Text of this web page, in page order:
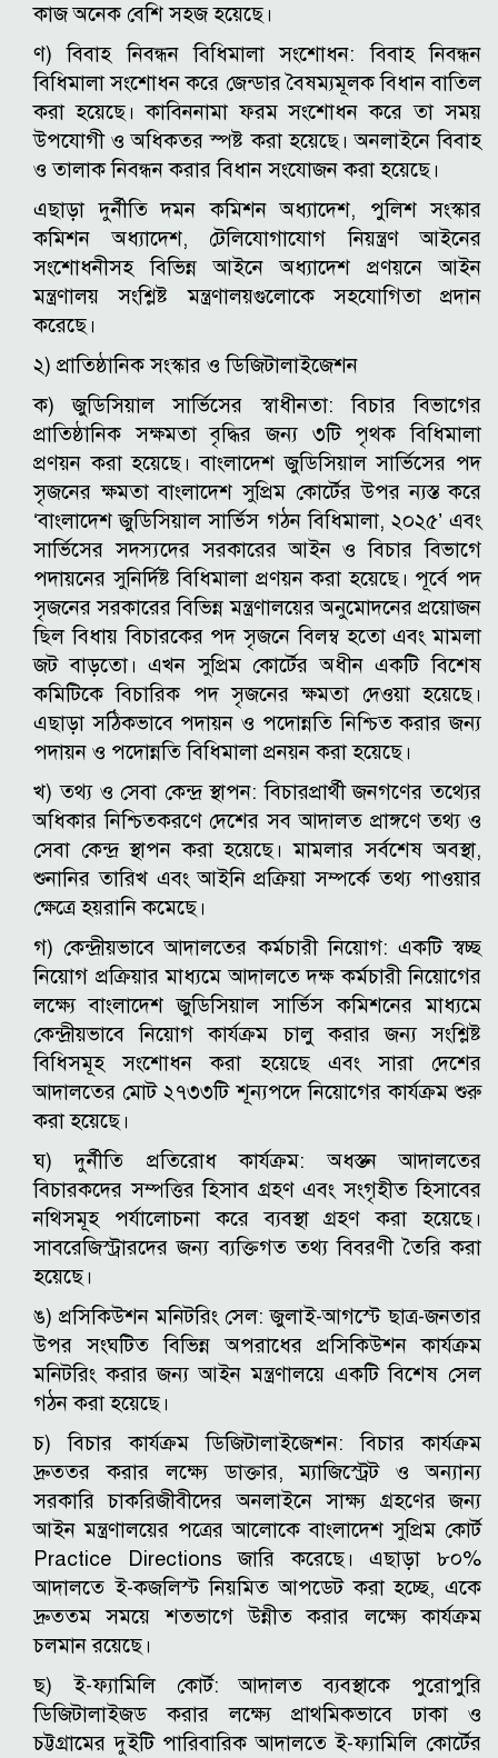
কাজ অনেক বেশি সহজ হয়েছে।
ণ) বিবাহ নিবন্ধন বিধিমালা সংশোধন: বিবাহ নিবন্ধন
বিধিমালা সংশোধন করে জেন্ডার বৈষম্যমূলক বিধান বাতিল
করা হয়েছে। কাবিননামা ফরম সংশোধন করে তা সময়
উপযোগী ও অধিকতর স্পষ্ট করা হয়েছে। অনলাইনে বিবাহ
ও তালাক নিবন্ধন করার বিধান সংযোজন করা হয়েছে।
এছাড়া দুর্নীতি দমন কমিশন অধ্যাদেশ, পুলিশ সংস্কার
কমিশন অধ্যাদেশ, টেলিযোগাযোগ নিয়ন্ত্রণ আইনের
সংশোধনীসহ বিভিন্ন আইনে অধ্যাদেশ প্রণয়নে আইন
মন্ত্রণালয় সংশ্লিষ্ট মন্ত্রণালয়গুলোকে সহযোগিতা প্রদান
করেছে।
২) প্রাতিষ্ঠানিক সংস্কার ও ডিজিটালাইজেশন
ক) জুডিসিয়াল সার্ভিসের স্বাধীনতা: বিচার বিভাগের
প্রাতিষ্ঠানিক সক্ষমতা বৃদ্ধির জন্য ৩টি পৃথক বিধিমালা
প্রণয়ন করা হয়েছে। বাংলাদেশ জুডিসিয়াল সার্ভিসের পদ
সৃজনের ক্ষমতা বাংলাদেশ সুপ্রিম কোর্টের উপর ন্যস্ত করে
‘বাংলাদেশ জুডিসিয়াল সার্ভিস গঠন বিধিমালা, ২০২৫’ এবং
সার্ভিসের সদস্যদের সরকারের আইন ও বিচার বিভাগে
পদায়নের সুনির্দিষ্ট বিধিমালা প্রণয়ন করা হয়েছে। পূর্বে পদ
সৃজনের সরকারের বিভিন্ন মন্ত্রণালয়ের অনুমোদনের প্রয়োজন
ছিল বিধায় বিচারকের পদ সৃজনে বিলম্ব হতো এবং মামলা
জট বাড়তো। এখন সুপ্রিম কোর্টের অধীন একটি বিশেষ
কমিটিকে বিচারিক পদ সৃজনের ক্ষমতা দেওয়া হয়েছে।
এছাড়া সঠিকভাবে পদায়ন ও পদোন্নতি নিশ্চিত করার জন্য
পদায়ন ও পদোন্নতি বিধিমালা প্রনয়ন করা হয়েছে।
খ) তথ্য ও সেবা কেন্দ্র স্থাপন: বিচারপ্রার্থী জনগণের তথ্যের
অধিকার নিশ্চিতকরণে দেশের সব আদালত প্রাঙ্গণে তথ্য ও
সেবা কেন্দ্র স্থাপন করা হয়েছে। মামলার সর্বশেষ অবস্থা,
শুনানির তারিখ এবং আইনি প্রক্রিয়া সম্পর্কে তথ্য পাওয়ার
ক্ষেত্রে হয়রানি কমেছে।
গ) কেন্দ্রীয়ভাবে আদালতের কর্মচারী নিয়োগ: একটি স্বচ্ছ
নিয়োগ প্রক্রিয়ার মাধ্যমে আদালতে দক্ষ কর্মচারী নিয়োগের
লক্ষ্যে বাংলাদেশ জুডিসিয়াল সার্ভিস কমিশনের মাধ্যমে
কেন্দ্রীয়ভাবে নিয়োগ কার্যক্রম চালু করার জন্য সংশ্লিষ্ট
বিধিসমূহ সংশোধন করা হয়েছে এবং সারা দেশের
আদালতের মোট ২৭৩৩টি শূন্যপদে নিয়োগের কার্যক্রম শুরু
করা হয়েছে।
ঘ) দুর্নীতি প্রতিরোধ কার্যক্রম: অধস্তন আদালতের
বিচারকদের সম্পত্তির হিসাব গ্রহণ এবং সংগৃহীত হিসাবের
নথিসমূহ পর্যালোচনা করে ব্যবস্থা গ্রহণ করা হয়েছে।
সাবরেজিস্ট্রারদের জন্য ব্যক্তিগত তথ্য বিবরণী তৈরি করা
হয়েছে।
ঙ) প্রসিকিউশন মনিটরিং সেল: জুলাই-আগস্টে ছাত্র-জনতার
উপর সংঘটিত বিভিন্ন অপরাধের প্রসিকিউশন কার্যক্রম
মনিটরিং করার জন্য আইন মন্ত্রণালয়ে একটি বিশেষ সেল
গঠন করা হয়েছে।
চ) বিচার কার্যক্রম ডিজিটালাইজেশন: বিচার কার্যক্রম
দ্রুততর করার লক্ষ্যে ডাক্তার, ম্যাজিস্ট্রেট ও অন্যান্য
সরকারি চাকরিজীবীদের অনলাইনে সাক্ষ্য গ্রহণের জন্য
আইন মন্ত্রণালয়ের পত্রের আলোকে বাংলাদেশ সুপ্রিম কোর্ট
Practice Directions জারি করেছে। এছাড়া ৮০%
আদালতে ই-কজলিস্ট নিয়মিত আপডেট করা হচ্ছে, একে
দ্রুততম সময়ে শতভাগে উন্নীত করার লক্ষ্যে কার্যক্রম
চলমান রয়েছে।
ছ) ই-ফ্যামিলি কোর্ট: আদালত ব্যবস্থাকে পুরোপুরি
ডিজিটালাইজড করার লক্ষ্যে প্রাথমিকভাবে ঢাকা ও
চট্টগ্রামের দুইটি পারিবারিক আদালতে ই-ফ্যামিলি কোর্টের